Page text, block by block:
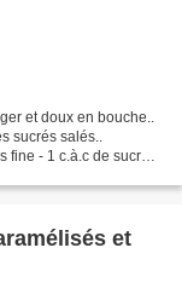
et doux en bouche..
sucrés salés..
- 1 c.à.c de sucre -
et